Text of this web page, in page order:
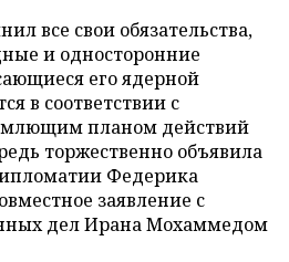
все свои обязательства,
и односторонние
его ядерной
в соответствии с
планом действий
торжественно объявила
Федерика
заявление с
дел Ирана Мохаммедом